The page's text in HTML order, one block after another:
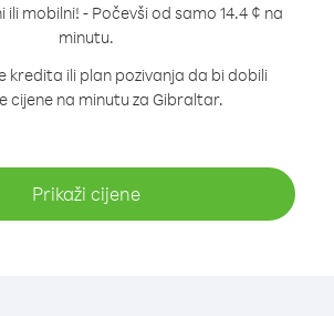
mobilni! - Počevši od samo 14.4 ¢ na
minutu.
kredita ili plan pozivanja da bi dobili
cijene na minutu za Gibraltar.
Prikaži cijene